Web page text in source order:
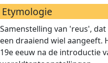
Etymologie
Samenstelling van 'reus',
een draaiend wiel
19e eeuw na de introductie